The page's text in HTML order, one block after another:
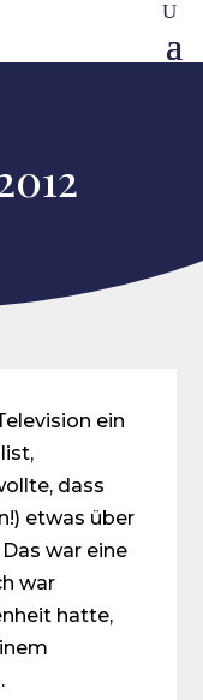
ein
dass
etwas über
war eine
war
hatte,